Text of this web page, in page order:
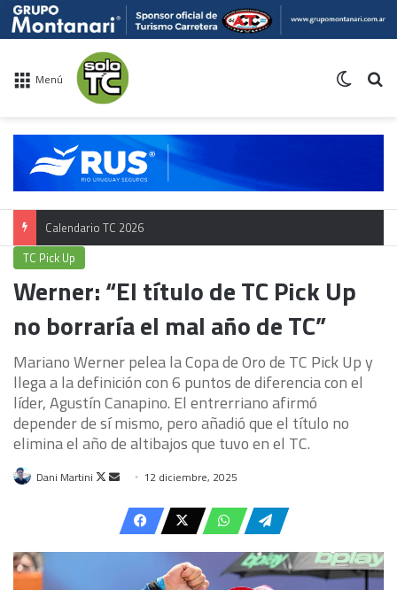
Menú
Calendario TC 2026
TC Pick Up
Werner: “El título de TC Pick Up
no borraría el mal año de TC”
Mariano Werner pelea la Copa de Oro de TC Pick Up y
llega a la definición con 6 puntos de diferencia con el
líder, Agustín Canapino. El entrerriano afirmó
depender de sí mismo, pero añadió que el título no
elimina el año de altibajos que tuvo en el TC.
Dani Martini
Follow
Send
email
12 diciembre, 2025